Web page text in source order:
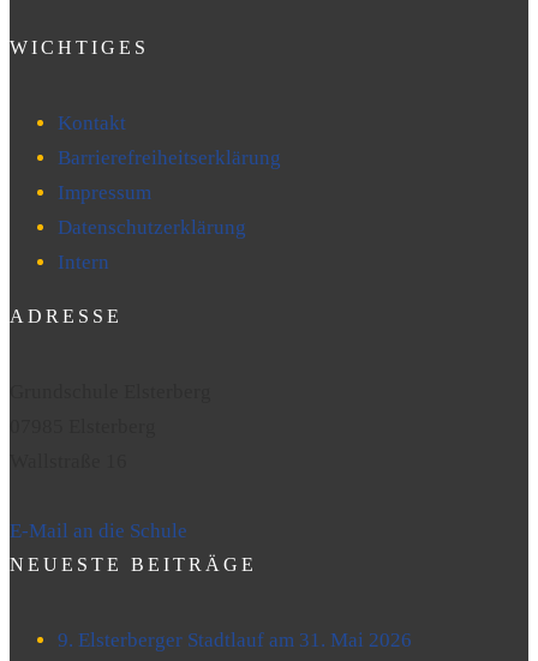
WICHTIGES
Kontakt
Barrierefreiheitserklärung
Impressum
Datenschutzerklärung
Intern
ADRESSE
E-Mail an die Schule
NEUESTE BEITRÄGE
9. Elsterberger Stadtlauf am 31. Mai 2026